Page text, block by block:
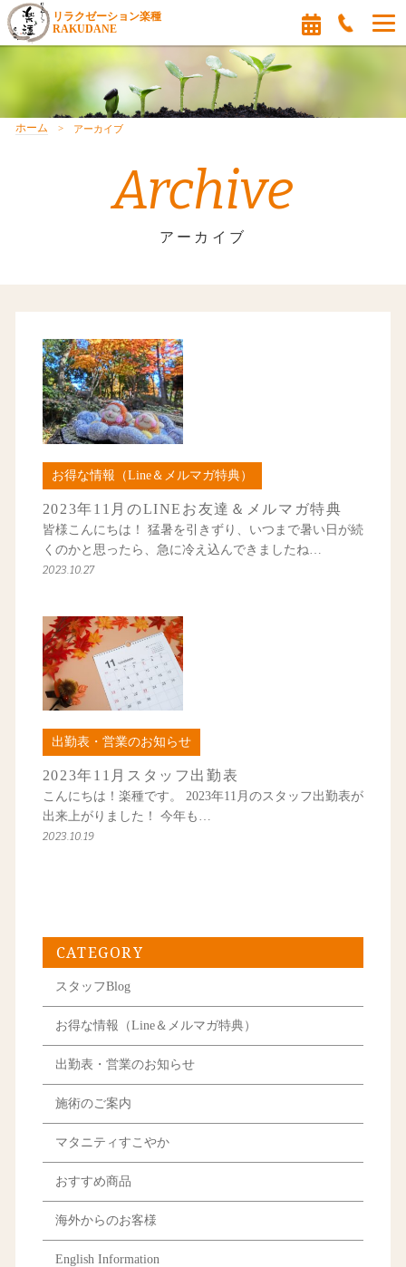
リラクゼーション楽種
RAKUDANE
ホーム アーカイブ
Archive
アーカイブ
お得な情報（Line＆メルマガ特典）
2023年11月のLINEお友達＆メルマガ特典
皆様こんにちは！ 猛暑を引きずり、いつまで暑い日が続
くのかと思ったら、急に冷え込んできましたね…
2023.10.27
出勤表・営業のお知らせ
2023年11月スタッフ出勤表
こんにちは！楽種です。 2023年11月のスタッフ出勤表が
出来上がりました！ 今年も…
2023.10.19
CATEGORY
スタッフBlog
お得な情報（Line＆メルマガ特典）
出勤表・営業のお知らせ
施術のご案内
マタニティすこやか
おすすめ商品
海外からのお客様
English Information